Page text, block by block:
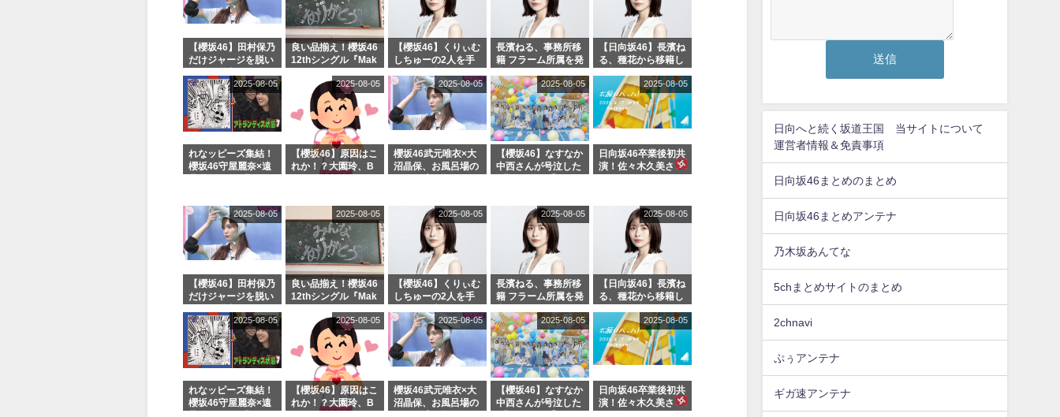
【櫻坂46】田村保乃
だけジャージを脱い
良い品揃え！櫻坂46
12thシングル『Mak
シャルグッズ絶賛販
売受付中
【櫻坂46】くりぃむ
しちゅーの2人を手
【くりぃむナンタ
ラ】
長濱ねる、事務所移
籍 フラーム所属を発
【日向坂46】長濱ね
る、種花から移籍し
れで事務所に所属し
ているのは... おひさ
まの反応がこちら
れなッピーズ集結！
櫻坂46守屋麗奈×遠
ジオ出演決定
2025-08-05
【櫻坂46】原因はこ
れか！？大園玲、B
2025-08-05
櫻坂46武元唯衣×大
沼晶保、お風呂場の
2025-08-05
【櫻坂46】なすなか
中西さんが号泣した
2025-08-05
日向坂46卒業後初共
演！佐々木久美さ
結果･･･【激レアさ
んを連れてきた。】
2025-08-05
【櫻坂46】田村保乃
だけジャージを脱い
2025-08-05
良い品揃え！櫻坂46
12thシングル『Mak
シャルグッズ絶賛販
売受付中
2025-08-05
【櫻坂46】くりぃむ
しちゅーの2人を手
【くりぃむナンタ
ラ】
2025-08-05
長濱ねる、事務所移
籍 フラーム所属を発
2025-08-05
【日向坂46】長濱ね
る、種花から移籍し
れで事務所に所属し
ているのは... おひさ
まの反応がこちら
2025-08-05
れなッピーズ集結！
櫻坂46守屋麗奈×遠
2025-08-05
【櫻坂46】原因はこ
れか！？大園玲、B
2025-08-05
櫻坂46武元唯衣×大
沼晶保、お風呂場の
2025-08-05
【櫻坂46】なすなか
中西さんが号泣した
2025-08-05
日向坂46卒業後初共
演！佐々木久美さ
2025-08-05
日向へと続く坂道王国 当サイトについて
運営者情報＆免責事項
日向坂46まとめのまとめ
日向坂46まとめアンテナ
乃木坂あんてな
5chまとめサイトのまとめ
2chnavi
ぷぅアンテナ
ギガ速アンテナ